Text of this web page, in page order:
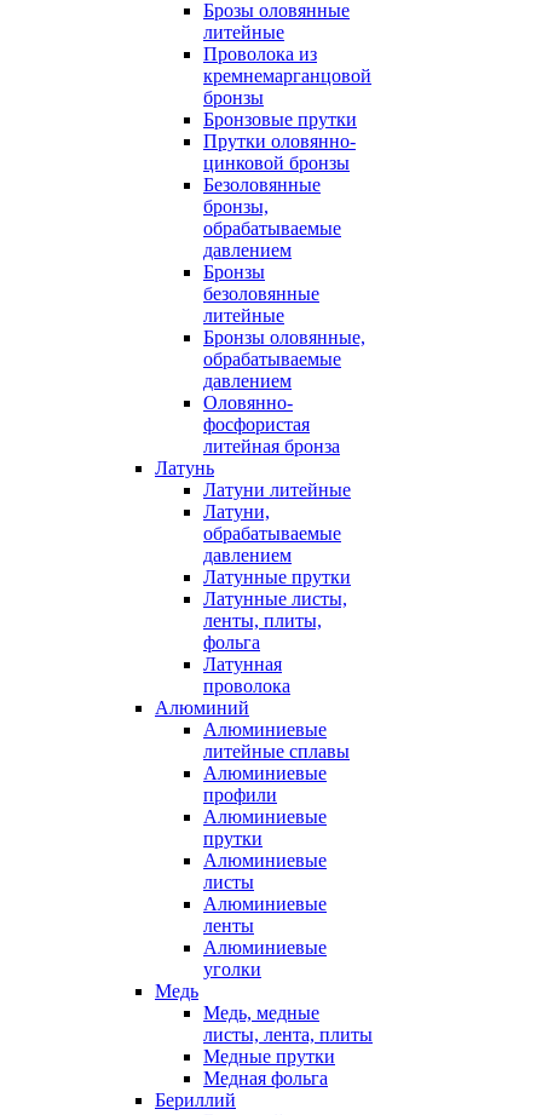
Брозы оловянные
литейные
Проволока из
кремнемарганцовой
бронзы
Бронзовые прутки
Прутки оловянно-
цинковой бронзы
Безоловянные
бронзы,
обрабатываемые
давлением
Бронзы
безоловянные
литейные
Бронзы оловянные,
обрабатываемые
давлением
Оловянно-
фосфористая
литейная бронза
Латунь
Латуни литейные
Латуни,
обрабатываемые
давлением
Латунные прутки
Латунные листы,
ленты, плиты,
фольга
Латунная
проволока
Алюминий
Алюминиевые
литейные сплавы
Алюминиевые
профили
Алюминиевые
прутки
Алюминиевые
листы
Алюминиевые
ленты
Алюминиевые
уголки
Медь
Медь, медные
листы, лента, плиты
Медные прутки
Медная фольга
Бериллий